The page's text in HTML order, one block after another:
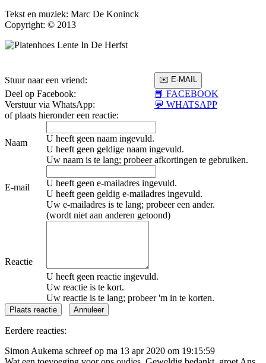
Tekst en muziek: Marc De Koninck
Copyright: © 2013
Stuur naar een vriend:
Deel op Facebook:
📘 FACEBOOK
Verstuur via WhatsApp:
💬 WHATSAPP
of plaats hieronder een reactie:
Naam
U heeft geen naam ingevuld.
U heeft geen geldige naam ingevuld.
Uw naam is te lang; probeer afkortingen te gebruiken.
E-mail
U heeft geen e-mailadres ingevuld.
U heeft geen geldig e-mailadres ingevuld.
Uw e-mailadres is te lang; probeer een ander.
(wordt niet aan anderen getoond)
Reactie
U heeft geen reactie ingevuld.
Uw reactie is te kort.
Uw reactie is te lang; probeer 'm in te korten.
Eerdere reacties:
Simon Aukema schreef op ma 13 apr 2020 om 19:15:59